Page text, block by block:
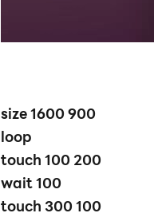
size 1600 900
loop
touch 100 200
wait 100
touch 300 100